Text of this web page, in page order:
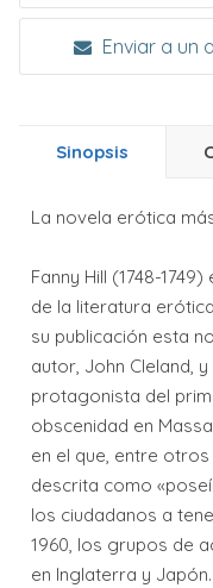
Enviar a un
Sinopsis
La novela erótica
Fanny Hill (1748-
de la literatura
su publicación esta
autor, John Cleland,
protagonista del
obscenidad en
en el que, entre
descrita como
los ciudadanos a
1960, los grupos de
en Inglaterra y Japón.